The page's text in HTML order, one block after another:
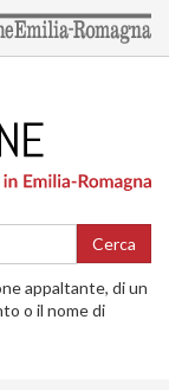
Cerca
appaltante, di un
o il nome di